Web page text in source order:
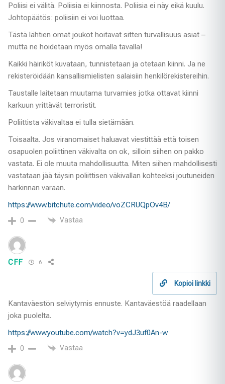
Poliisi ei välitä. Poliisia ei kiinnosta. Poliisia ei näy eikä kuulu.
Johtopäätös: poliisiin ei voi luottaa.
Tästä lähtien omat joukot hoitavat sitten turvallisuus asiat –
mutta ne hoidetaan myös omalla tavalla!
Kaikki häiriköt kuvataan, tunnistetaan ja otetaan kiinni. Ja ne
rekisteröidään kansallismielisten salaisiin henkilörekistereihin.
Taustalle laitetaan muutama turvamies jotka ottavat kiinni
karkuun yrittävät terroristit.
Poliittista väkivaltaa ei tulla sietämään.
Toisaalta. Jos viranomaiset haluavat viestittää että toisen
osapuolen poliittinen väkivalta on ok, silloin siihen on pakko
vastata. Ei ole muuta mahdollisuutta. Miten siihen mahdollisesti
vastataan jää täysin poliittisen väkivallan kohteeksi joutuneiden
harkinnan varaan.
https://www.bitchute.com/video/voZCRUQpOv4B/
0 Vastaa
CFF 6
Kopioi linkki
Kantaväestön selviytymis ennuste. Kantaväestöä raadellaan
joka puolelta.
https://www.youtube.com/watch?v=ydJ3uf0An-w
0 Vastaa